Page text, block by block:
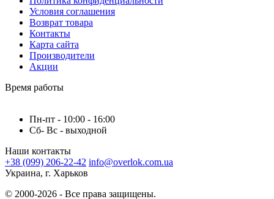
Условия соглашения
Возврат товара
Контакты
Карта сайта
Производители
Акции
Время работы
Пн-пт - 10:00 - 16:00
Сб- Вс - выходной
Наши контакты
+38 (099) 206-22-42 info@overlok.com.ua
Украина, г. Харьков
© 2000-2026 - Все права защищены.